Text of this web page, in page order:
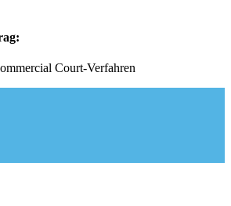
Court-Verfahren